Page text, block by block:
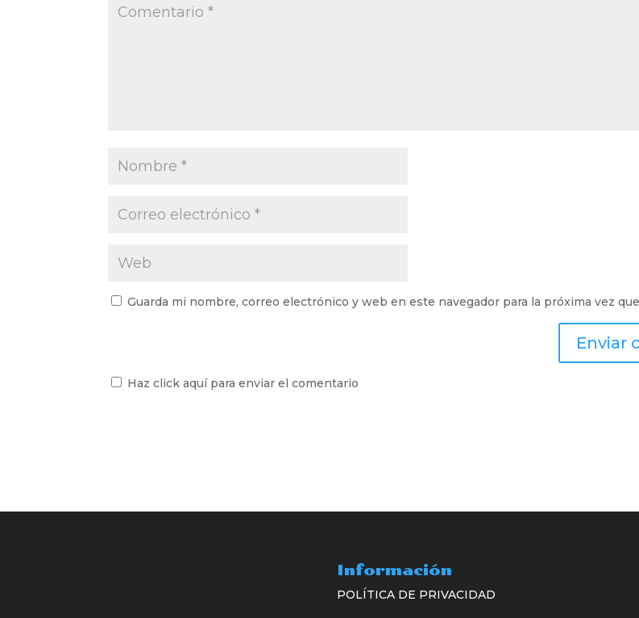
Guarda mi nombre, correo electrónico y web en este navegador para la próxima vez
Haz click aquí para enviar el comentario
Información
POLÍTICA DE PRIVACIDAD